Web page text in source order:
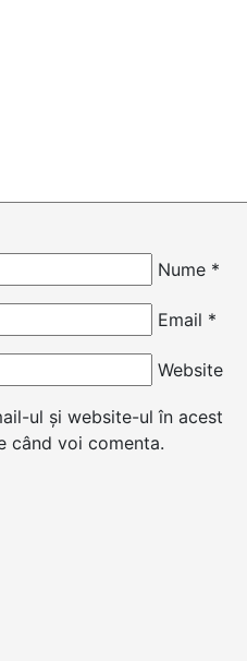
Nume *
Email *
Website
ul și website-ul în acest
când voi comenta.